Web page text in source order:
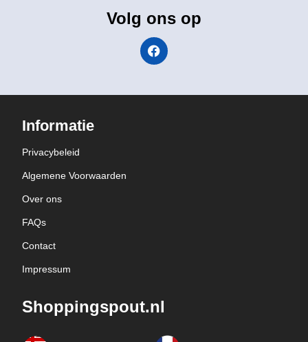
Volg ons op
Informatie
Privacybeleid
Algemene Voorwaarden
Over ons
FAQs
Contact
Impressum
Shoppingspout.nl